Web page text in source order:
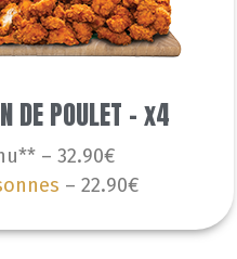
DE POULET - x4
– 32.90€
– 22.90€